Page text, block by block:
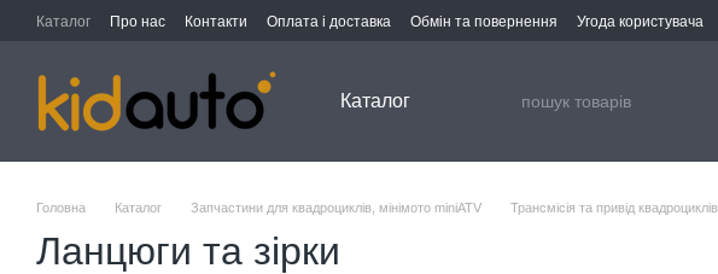
Перейти до основного контенту
Каталог Про нас Контакти Оплата і доставка Обмін та повернення Угода користувача
Каталог
Головна Каталог Запчастини для квадроциклів, мінімото miniATV Трансмісія та привід квадроциклів
Ланцюги та зірки